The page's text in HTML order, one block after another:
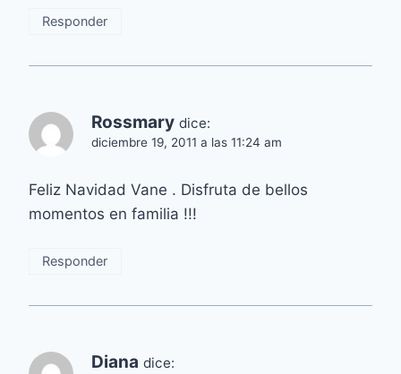
Responder
Rossmary dice:
diciembre 19, 2011 a las 11:24 am
Feliz Navidad Vane . Disfruta de bellos
momentos en familia !!!
Responder
Diana dice: